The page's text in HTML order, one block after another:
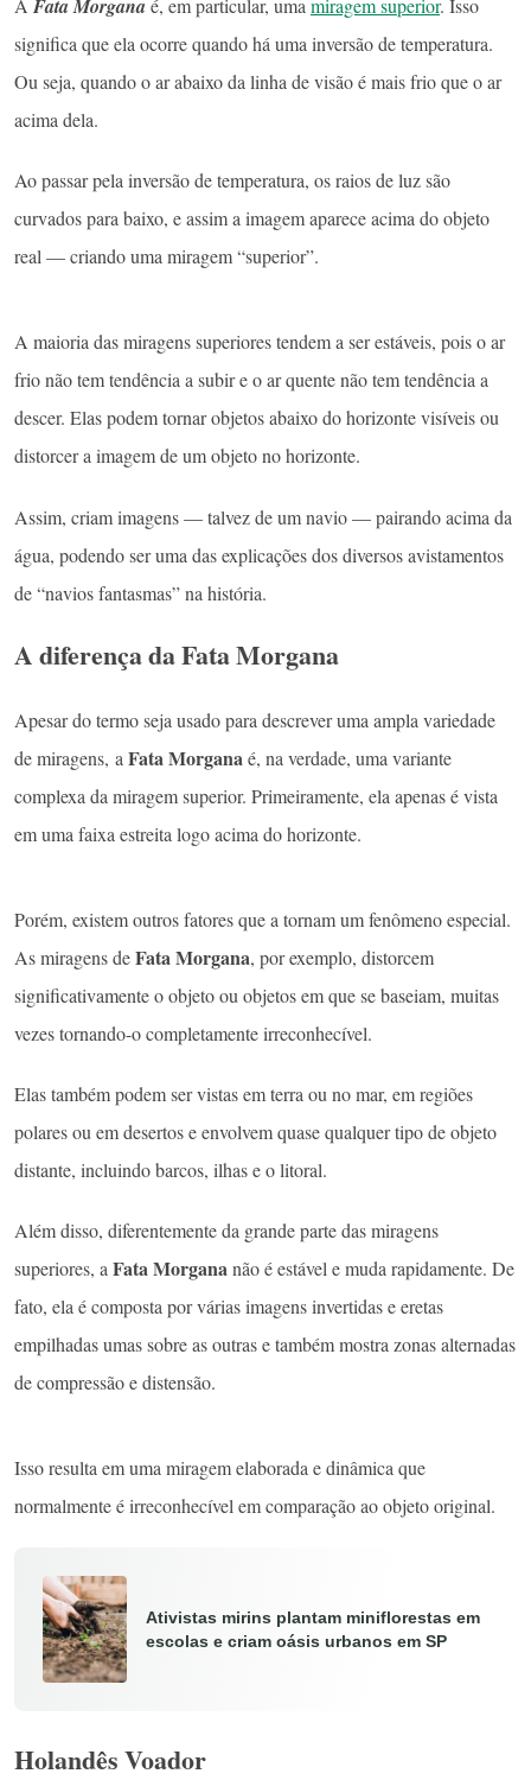
A Fata Morganaé, em particular, uma miragem superior. Isso
significa que ela ocorre quando há uma inversão de temperatura.
Ou seja, quando o ar abaixo da linha de visão é mais frio que o ar
acima dela.
Ao passar pela inversão de temperatura, os raios de luz são
curvados para baixo, e assim a imagem aparece acima do objeto
real — criando uma miragem “superior”.
A maioria das miragens superiores tendem a ser estáveis, pois o ar
frio não tem tendência a subir e o ar quente não tem tendência a
descer. Elas podem tornar objetos abaixo do horizonte visíveis ou
distorcer a imagem de um objeto no horizonte.
Assim, criam imagens — talvez de um navio — pairando acima da
água, podendo ser uma das explicações dos diversos avistamentos
de “navios fantasmas” na história.
A diferença da Fata Morgana
Apesar do termo seja usado para descrever uma ampla variedade
de miragens, a Fata Morganaé, na verdade, uma variante
complexa da miragem superior. Primeiramente, ela apenas é vista
em uma faixa estreita logo acima do horizonte.
Porém, existem outros fatores que a tornam um fenômeno especial.
As miragens deFata Morgana, por exemplo, distorcem
significativamente o objeto ou objetos em que se baseiam, muitas
vezes tornando-o completamente irreconhecível.
Elas também podem ser vistas em terra ou no mar, em regiões
polares ou em desertos e envolvem quase qualquer tipo de objeto
distante, incluindo barcos, ilhas e o litoral.
Além disso, diferentemente da grande parte das miragens
superiores, a Fata Morgananão é estável e muda rapidamente. De
fato, ela é composta por várias imagens invertidas e eretas
empilhadas umas sobre as outras e também mostra zonas alternadas
de compressão e distensão.
Isso resulta em uma miragem elaborada e dinâmica que
normalmente é irreconhecível em comparação ao objeto original.
Ativistas mirins plantam miniflorestas em
escolas e criam oásis urbanos em SP
Holandês Voador